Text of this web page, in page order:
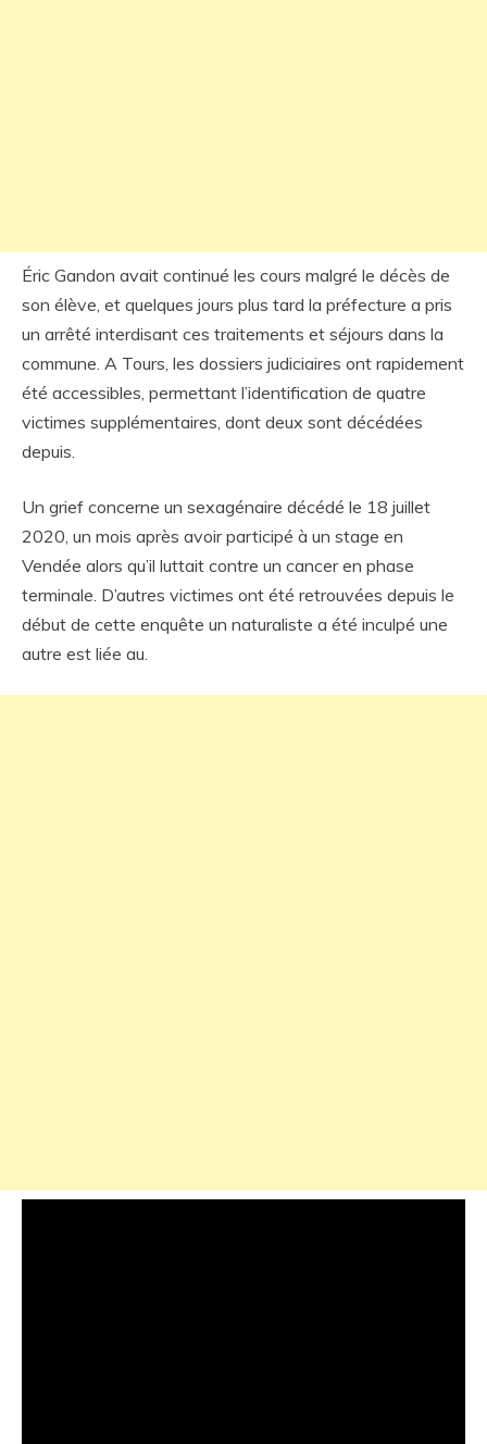
Éric Gandon avait continué les cours malgré le décès de
son élève, et quelques jours plus tard la préfecture a pris
un arrêté interdisant ces traitements et séjours dans la
commune. A Tours, les dossiers judiciaires ont rapidement
été accessibles, permettant l’identification de quatre
victimes supplémentaires, dont deux sont décédées
depuis.
Un grief concerne un sexagénaire décédé le 18 juillet
2020, un mois après avoir participé à un stage en
Vendée alors qu’il luttait contre un cancer en phase
terminale. D’autres victimes ont été retrouvées depuis le
début de cette enquête un naturaliste a été inculpé une
autre est liée au.